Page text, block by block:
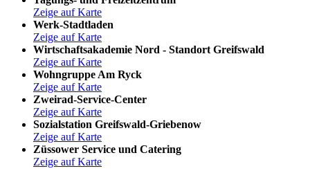
Zeige auf Karte
Werk-Stadtladen
Zeige auf Karte
Wirtschaftsakademie Nord - Standort Greifswald
Zeige auf Karte
Wohngruppe Am Ryck
Zeige auf Karte
Zweirad-Service-Center
Zeige auf Karte
Sozialstation Greifswald-Griebenow
Zeige auf Karte
Züssower Service und Catering
Zeige auf Karte